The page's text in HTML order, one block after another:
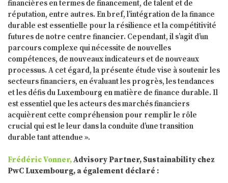
financières en termes de financement, de talent et de
réputation, entre autres. En bref, l’intégration de la finance
durable est essentielle pour la résilience et la compétitivité
futures de notre centre financier. Cependant, il s’agit d’un
parcours complexe qui nécessite de nouvelles
compétences, de nouveaux indicateurs et de nouveaux
processus. A cet égard, la présente étude vise à soutenir les
secteurs financiers, en évaluant les progrès, les tendances
et les défis du Luxembourg en matière de finance durable. Il
est essentiel que les acteurs des marchés financiers
acquièrent cette compréhension pour remplir le rôle
crucial qui est le leur dans la conduite d’une transition
durable tant attendue ».
Frédéric Vonner,Advisory Partner, Sustainability chez
PwC Luxembourg, a également déclaré :